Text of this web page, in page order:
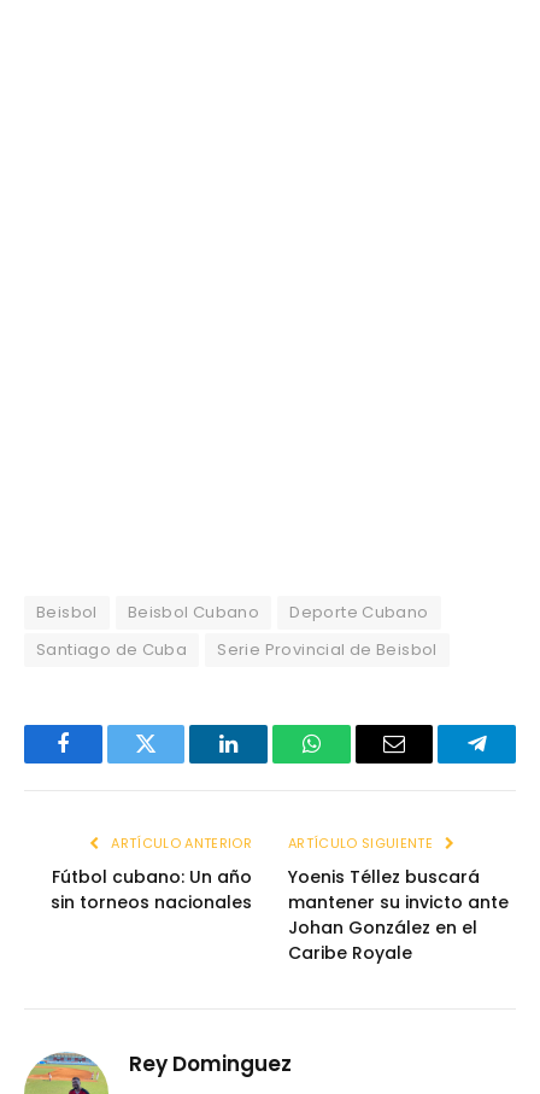
Beisbol Beisbol Cubano
Deporte Cubano
Santiago de Cuba
Serie Provincial de Beisbol
FacebookTwitter LinkedInWhatsAppEmail
ARTÍCULO ANTERIOR
Fútbol cubano: Un año
sin torneos nacionales
ARTÍCULO SIGUIENTE
Yoenis Téllez buscará
mantener su invicto ante
Johan González en el
Caribe Royale
Rey Dominguez